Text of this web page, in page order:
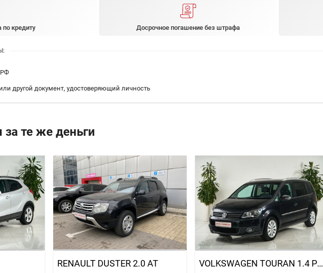
по кредиту Досрочное погашение без штрафа
РФ
другой документ, удостоверяющий личность
те же деньги
RENAULT DUSTER 2.0 AT VOLKSWAGEN TOURAN 1.4 РОБОТ